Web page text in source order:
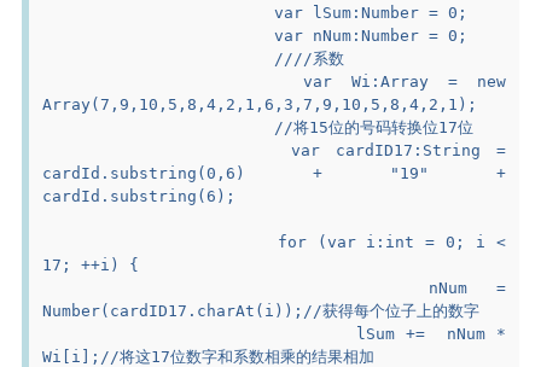
			var lSum:Number = 0;
			var nNum:Number = 0;
			////系数
Array(7,9,10,5,8,4,2,1,6,3,7,9,10,5,8,4,2,1);
			//将15位的号码转换位17位
			var cardID17:String =
cardId.substring(0,6) + "19" +
cardId.substring(6);
17; ++i) {
Number(cardID17.charAt(i));//获得每个位子上的数字
Wi[i];//将这17位数字和系数相乘的结果相加